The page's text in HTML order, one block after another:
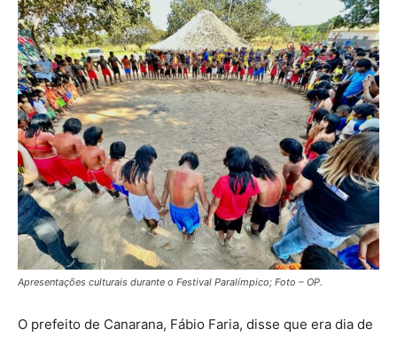
Apresentações culturais durante o Festival Paralímpico; Foto – OP.
O prefeito de Canarana, Fábio Faria, disse que era dia de